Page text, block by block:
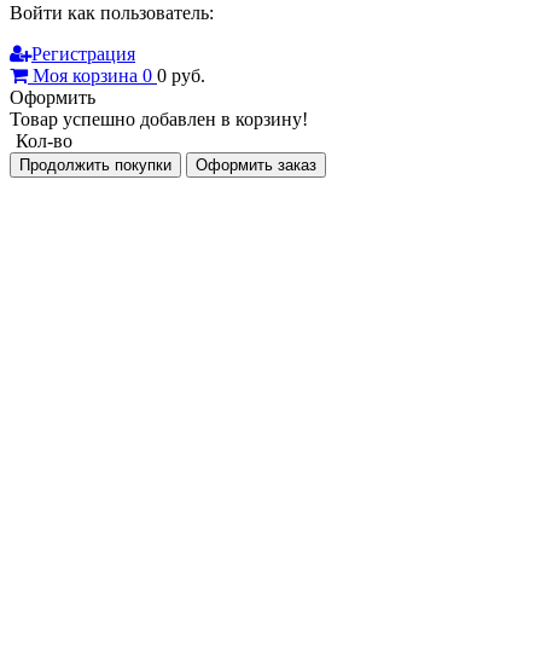
Войти как пользователь:
Регистрация
Моя корзина 0 0 руб.
Оформить
Товар успешно добавлен в корзину!
Кол-во
Продолжить покупки Оформить заказ